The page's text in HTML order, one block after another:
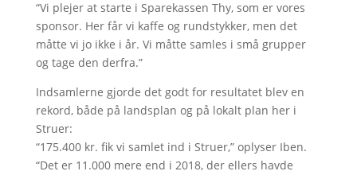
“Vi plejer at starte i Sparekassen Thy, som er vores
sponsor. Her får vi kaffe og rundstykker, men det
måtte vi jo ikke i år. Vi måtte samles i små grupper
og tage den derfra.”
Indsamlerne gjorde det godt for resultatet blev en
rekord, både på landsplan og på lokalt plan her i
Struer:
“175.400 kr. fik vi samlet ind i Struer,” oplyser Iben.
“Det er 11.000 mere end i 2018, der ellers havde